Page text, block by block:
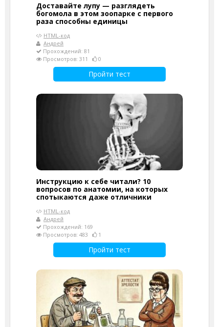
Доставайте лупу — разглядеть
богомола в этом зоопарке с первого
раза способны единицы
HTML-код
Андрей
Прохождений: 81
Просмотров: 311
0
Пройти тест
Инструкцию к себе читали? 10
вопросов по анатомии, на которых
спотыкаются даже отличники
HTML-код
Андрей
Прохождений: 169
Просмотров: 483
1
Пройти тест